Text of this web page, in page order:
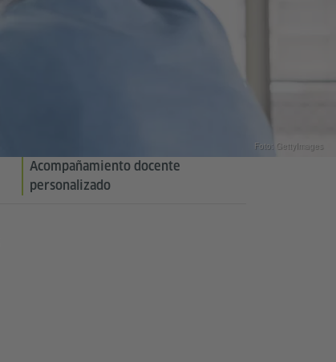
Acompañamiento docente
personalizado
Foto: GettyImages